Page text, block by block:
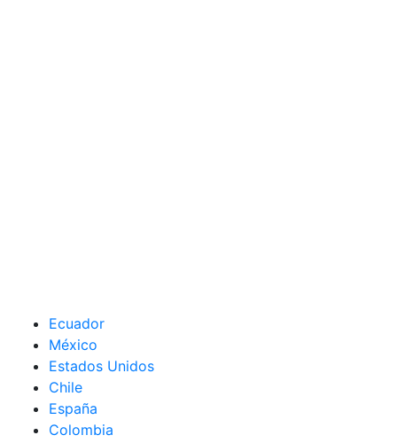
Ecuador
México
Estados Unidos
Chile
España
Colombia